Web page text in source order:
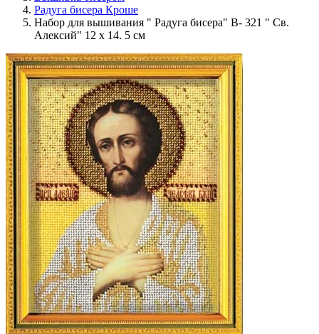
Радуга бисера Кроше
Набор для вышивания " Радуга бисера" В- 321 " Св.
Алексий" 12 х 14. 5 см